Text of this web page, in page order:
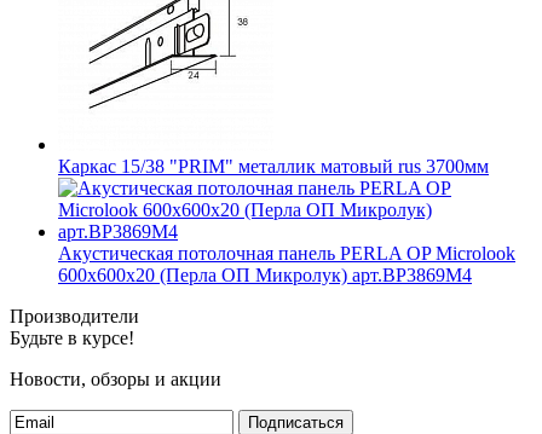
Каркас 15/38 "PRIM" металлик матовый rus 3700мм
Акустическая потолочная панель PERLA OP Microlook
600x600x20 (Перла ОП Микролук) арт.BP3869M4
Производители
Будьте в курсе!
Новости, обзоры и акции
Подписаться